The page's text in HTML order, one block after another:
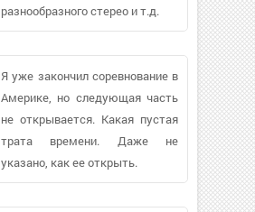
разнообразного стерео и т.д.
Я уже закончил соревнование в
Америке, но следующая часть
не открывается. Какая пустая
трата времени. Даже не
указано, как ее открыть.